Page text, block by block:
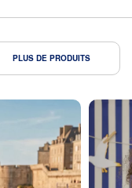
PLUS DE PRODUITS